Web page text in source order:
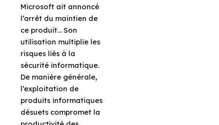
Microsoft ait annoncé
l’arrêt du maintien de
ce produit… Son
utilisation multiplie les
risques liés à la
sécurité informatique.
De manière générale,
l’exploitation de
produits informatiques
désuets compromet la